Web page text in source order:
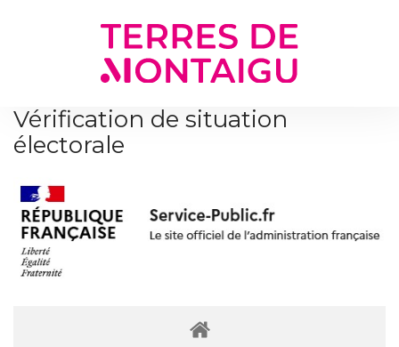
Vérification de situation
électorale